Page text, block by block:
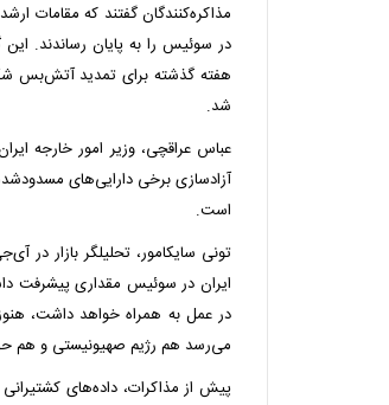
مذاکره‌کنندگان گفتند که مقامات
در سوئیس را به پایان رساندند.
شد.
عباس عراقچی، وزیر امور خارجه
آزادسازی برخی دارایی‌های
است.
تونی سایکامور، تحلیلگر بازار
ایران در سوئیس مقداری پیشرفت
در عمل به همراه خواهد داشت،
می‌رسد هم رژیم صهیونیستی و هم
پیش از مذاکرات، داده‌های